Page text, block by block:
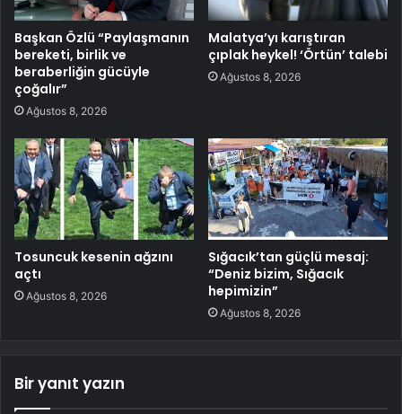
Başkan Özlü “Paylaşmanın
bereketi, birlik ve
beraberliğin gücüyle
çoğalır”
Ağustos 8, 2026
Malatya’yı karıştıran
çıplak heykel! ‘Örtün’ talebi
Ağustos 8, 2026
Tosuncuk kesenin ağzını
açtı
Ağustos 8, 2026
Sığacık’tan güçlü mesaj:
“Deniz bizim, Sığacık
hepimizin”
Ağustos 8, 2026
Bir yanıt yazın